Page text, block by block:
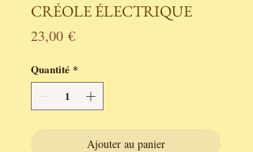
CRÉOLE ÉLECTRIQUE
23,00 €Prix
Quantité *
Ajouter au panier